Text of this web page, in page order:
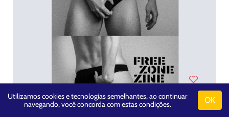
Utilizamos cookies e tecnologias semelhantes, ao continuar
navegando, você concorda com estas condições.
OK